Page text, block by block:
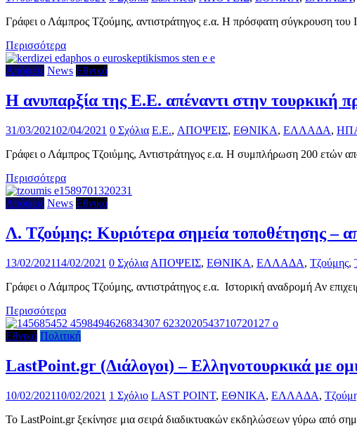
Γράφει ο Λάμπρος Τζούμης, αντιστράτηγος ε.α. Η πρόσφατη σύγκρουση
Περισσότερα
Απόψεις News Εθνικά
Η ανυπαρξία της Ε.Ε. απέναντι στην τουρκική
31/03/202102/04/2021 0 Σχόλια E.E., ΑΠΟΨΕΙΣ, ΕΘΝΙΚΑ, ΕΛΛΑΔΑ,
Γράφει ο Λάμπρος Τζοιύμης, Αντιστράτηγος ε.α. Η συμπλήρωση 200 ετών
Περισσότερα
Απόψεις News Εθνικά
Λ. Τζούμης: Κυριότερα σημεία τοποθέτησης –
13/02/202114/02/2021 0 Σχόλια ΑΠΟΨΕΙΣ, ΕΘΝΙΚΑ, ΕΛΛΑΔΑ, Τζούμης,
Γράφει ο Λάμπρος Τζούμης, αντιστράτηγος ε.α. Ιστορική αναδρομή Αν
Περισσότερα
Εθνικά Πολιτική
LastPoint.gr (Διάλογοι) – Ελληνοτουρκικά με
10/02/202110/02/2021 1 Σχόλιο LAST POINT, ΕΘΝΙΚΑ, ΕΛΛΑΔΑ,
To LastPoint.gr ξεκίνησε μια σειρά διαδικτυακών εκδηλώσεων γύρω από